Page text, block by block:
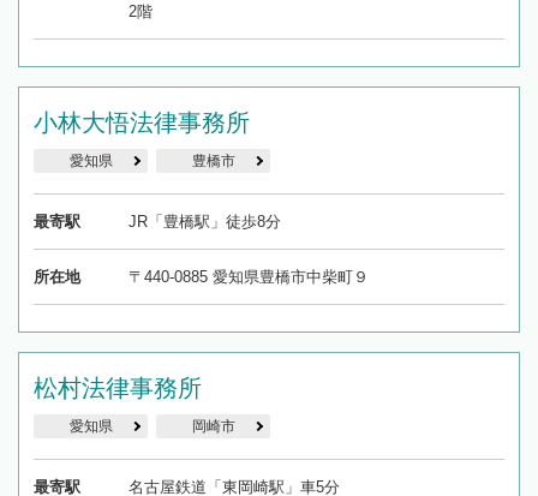
2階
小林大悟法律事務所
愛知県 豊橋市
最寄駅 JR「豊橋駅」徒歩8分
所在地 〒440-0885 愛知県豊橋市中柴町９
松村法律事務所
愛知県 岡崎市
最寄駅 名古屋鉄道「東岡崎駅」車5分